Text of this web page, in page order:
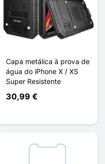
Capa metálica à prova de
água do iPhone X / XS
Super Resistente
30,99 €